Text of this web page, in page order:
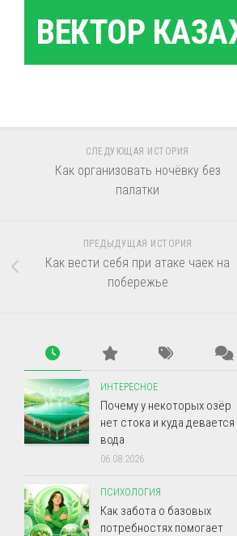
содержаниюВЕКТОР
СЛЕДУЮЩАЯ ИСТОРИЯ
Как организовать ночёвку без
палатки
ПРЕДЫДУЩАЯ ИСТОРИЯ
Как вести себя при атаке чаек на
побережье
ИНТЕРЕСНОЕ
Почему у некоторых озёр
нет стока и куда девается
вода
06.08.2026
ПСИХОЛОГИЯ
Как забота о базовых
потребностях помогает